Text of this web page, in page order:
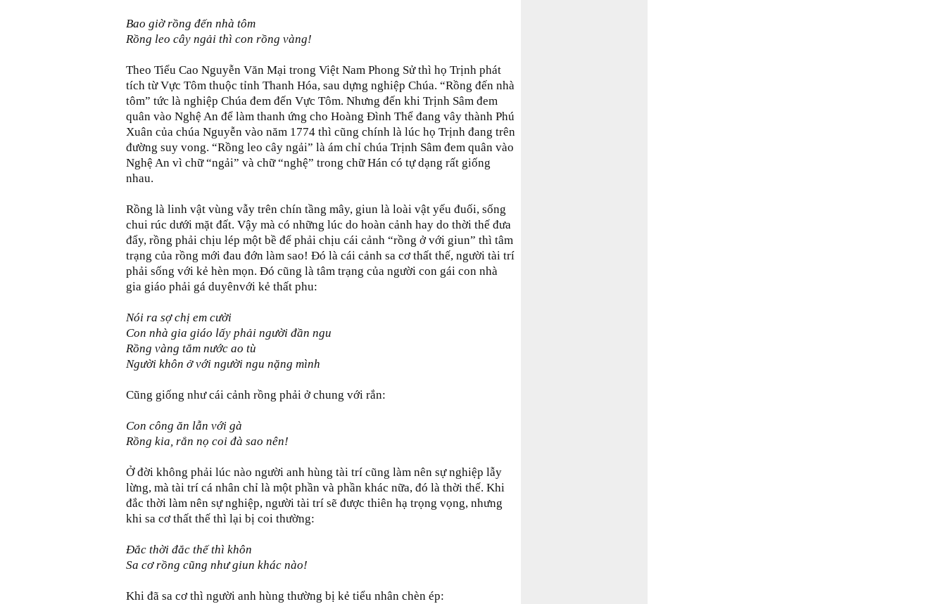
Bao giờ rồng đến nhà tôm
Rồng leo cây ngải thì con rồng vàng!
Theo Tiểu Cao Nguyễn Văn Mại trong Việt Nam Phong Sử thì họ Trịnh phát
tích từ Vực Tôm thuộc tỉnh Thanh Hóa, sau dựng nghiệp Chúa. “Rồng đến nhà
tôm” tức là nghiệp Chúa đem đến Vực Tôm. Nhưng đến khi Trịnh Sâm đem
quân vào Nghệ An để làm thanh ứng cho Hoàng Đình Thể đang vây thành Phú
Xuân của chúa Nguyễn vào năm 1774 thì cũng chính là lúc họ Trịnh đang trên
đường suy vong. “Rồng leo cây ngải” là ám chỉ chúa Trịnh Sâm đem quân vào
Nghệ An vì chữ “ngải” và chữ “nghệ” trong chữ Hán có tự dạng rất giống
nhau.
Rồng là linh vật vùng vẫy trên chín tầng mây, giun là loài vật yếu đuối, sống
chui rúc dưới mặt đất. Vậy mà có những lúc do hoàn cảnh hay do thời thế đưa
đẩy, rồng phải chịu lép một bề để phải chịu cái cảnh “rồng ở với giun” thì tâm
trạng của rồng mới đau đớn làm sao! Đó là cái cảnh sa cơ thất thế, người tài trí
phải sống với kẻ hèn mọn. Đó cũng là tâm trạng của người con gái con nhà
gia giáo phải gá duyênvới kẻ thất phu:
Nói ra sợ chị em cười
Con nhà gia giáo lấy phải người đần ngu
Rồng vàng tắm nước ao tù
Người khôn ở với người ngu nặng mình
Cũng giống như cái cảnh rồng phải ở chung với rắn:
Con công ăn lẫn với gà
Rồng kia, rắn nọ coi đà sao nên!
Ở đời không phải lúc nào người anh hùng tài trí cũng làm nên sự nghiệp lẫy
lừng, mà tài trí cá nhân chỉ là một phần và phần khác nữa, đó là thời thế. Khi
đắc thời làm nên sự nghiệp, người tài trí sẽ được thiên hạ trọng vọng, nhưng
khi sa cơ thất thế thì lại bị coi thường:
Đắc thời đắc thế thì khôn
Sa cơ rồng cũng như giun khác nào!
Khi đã sa cơ thì người anh hùng thường bị kẻ tiểu nhân chèn ép: